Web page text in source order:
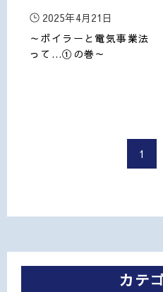
カテ
2025年4月21日
～ボイラーと電気事業法
って…①の巻～
1